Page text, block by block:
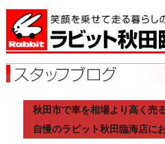
秋田市で車を相場より高く売
自慢のラビット秋田臨海店に